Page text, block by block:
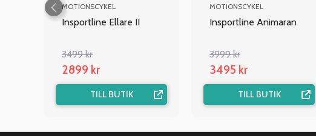
MOTIONSCYKEL
Insportline Ellare II
3499 kr
2899 kr
TILL BUTIK
MOTIONSCYKEL
Insportline Animaran
3999 kr
3495 kr
TILL BUTIK